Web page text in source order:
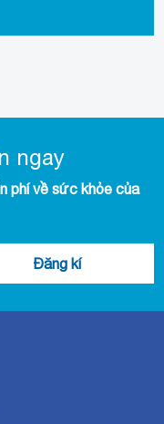
ngay
phí về sức khỏe của